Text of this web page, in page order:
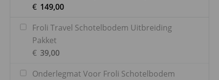
€ 149,00
Froli Travel Schotelbodem Uitbreiding
Pakket
€ 39,00
Onderlegmat Voor Froli Schotelbodem